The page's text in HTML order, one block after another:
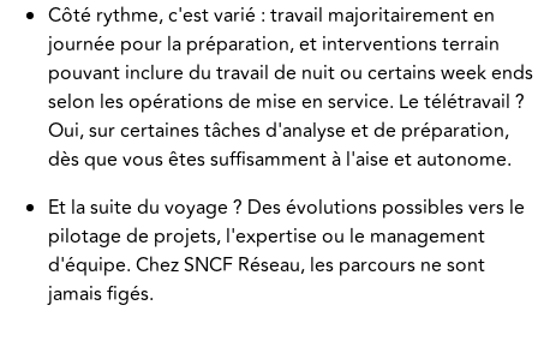
Côté rythme, c'est varié : travail majoritairement en
journée pour la préparation, et interventions terrain
pouvant inclure du travail de nuit ou certains week ends
selon les opérations de mise en service. Le télétravail ?
Oui, sur certaines tâches d'analyse et de préparation,
dès que vous êtes suffisamment à l'aise et autonome.
Et la suite du voyage ? Des évolutions possibles vers le
pilotage de projets, l'expertise ou le management
d'équipe. Chez SNCF Réseau, les parcours ne sont
jamais figés.